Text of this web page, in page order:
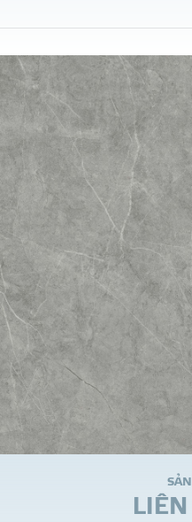
SẢN
LIÊN